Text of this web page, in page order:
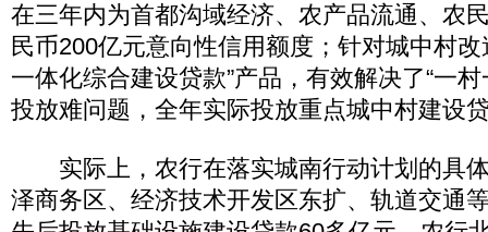
在三年内为首都沟域经济、农产品流通、农
民币200亿元意向性信用额度；针对城中村
一体化综合建设贷款”产品，有效解决了“一
投放难问题，全年实际投放重点城中村建设
实际上，农行在落实城南行动计划的具
泽商务区、经济技术开发区东扩、轨道交通